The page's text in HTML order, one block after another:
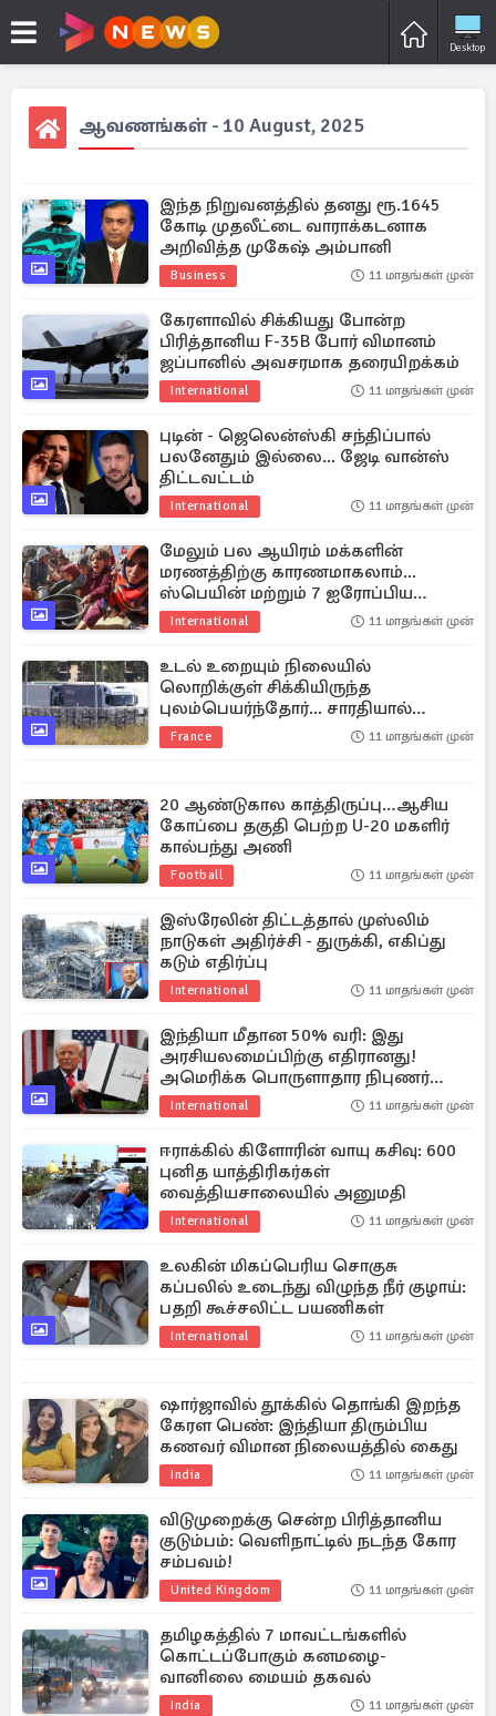
Desktop
ஆவணங்கள் - 10 August, 2025
இந்த நிறுவனத்தில் தனது ரூ.1645
கோடி முதலீட்டை வாராக்கடனாக
அறிவித்த முகேஷ் அம்பானி
Business 11 மாதங்கள் முன்
கேரளாவில் சிக்கியது போன்ற
பிரித்தானிய F-35B போர் விமானம்
ஜப்பானில் அவசரமாக தரையிறக்கம்
International 11 மாதங்கள் முன்
புடின் - ஜெலென்ஸ்கி சந்திப்பால்
பலனேதும் இல்லை... ஜேடி வான்ஸ்
திட்டவட்டம்
International 11 மாதங்கள் முன்
மேலும் பல ஆயிரம் மக்களின்
மரணத்திற்கு காரணமாகலாம்...
ஸ்பெயின் மற்றும் 7 ஐரோப்பிய
நாடுகள் கண்டனம்
International 11 மாதங்கள் முன்
உடல் உறையும் நிலையில்
லொறிக்குள் சிக்கியிருந்த
புலம்பெயர்ந்தோர்... சாரதியால்
அம்பலமான கொடூரம்
France 11 மாதங்கள் முன்
20 ஆண்டுகால காத்திருப்பு…ஆசிய
கோப்பை தகுதி பெற்ற U-20 மகளிர்
கால்பந்து அணி
Football 11 மாதங்கள் முன்
இஸ்ரேலின் திட்டத்தால் முஸ்லிம்
நாடுகள் அதிர்ச்சி - துருக்கி, எகிப்து
கடும் எதிர்ப்பு
International 11 மாதங்கள் முன்
இந்தியா மீதான 50% வரி: இது
அரசியலமைப்பிற்கு எதிரானது!
அமெரிக்க பொருளாதார நிபுணர்
எதிர்ப்பு
International 11 மாதங்கள் முன்
ஈராக்கில் கிளோரின் வாயு கசிவு: 600
புனித யாத்திரிகர்கள்
வைத்தியசாலையில் அனுமதி
International 11 மாதங்கள் முன்
உலகின் மிகப்பெரிய சொகுசு
கப்பலில் உடைந்து விழுந்த நீர் குழாய்:
பதறி கூச்சலிட்ட பயணிகள்
International 11 மாதங்கள் முன்
ஷார்ஜாவில் தூக்கில் தொங்கி இறந்த
கேரள பெண்: இந்தியா திரும்பிய
கணவர் விமான நிலையத்தில் கைது
India 11 மாதங்கள் முன்
விடுமுறைக்கு சென்ற பிரித்தானிய
குடும்பம்: வெளிநாட்டில் நடந்த கோர
சம்பவம்!
United Kingdom 11 மாதங்கள் முன்
தமிழகத்தில் 7 மாவட்டங்களில்
கொட்டப்போகும் கனமழை-
வானிலை மையம் தகவல்
India 11 மாதங்கள் முன்